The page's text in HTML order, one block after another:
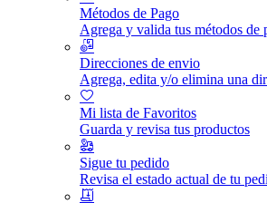
Métodos de Pago
Agrega y valida tus métodos de
Direcciones de envio
Agrega, edita y/o elimina una
Mi lista de Favoritos
Guarda y revisa tus productos
Sigue tu pedido
Revisa el estado actual de tu